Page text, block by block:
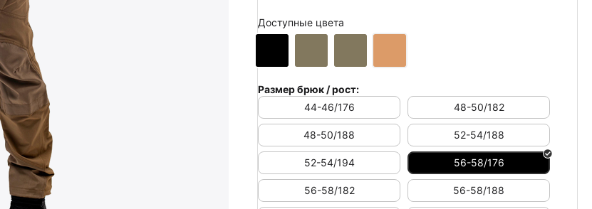
Доступные цвета
Размер брюк / рост:
44-46/176
48-50/182
48-50/188 52-54/188
52-54/194 56-58/176
56-58/182 56-58/188